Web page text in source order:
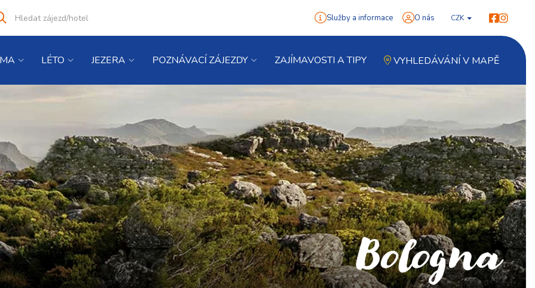
co
Vyhledat Služby a informace O nás CZK
LÉTO JEZERA POZNÁVACÍ ZÁJEZDY ZAJÍMAVOSTI A TIPY VYHLEDÁVÁNÍ V MAPĚ
Bologna